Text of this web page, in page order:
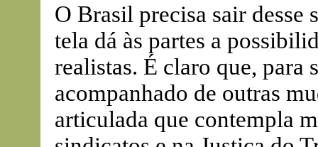
O Brasil precisa sair desse
tela dá às partes a
realistas. É claro que, para
acompanhado de outras
articulada que contempla